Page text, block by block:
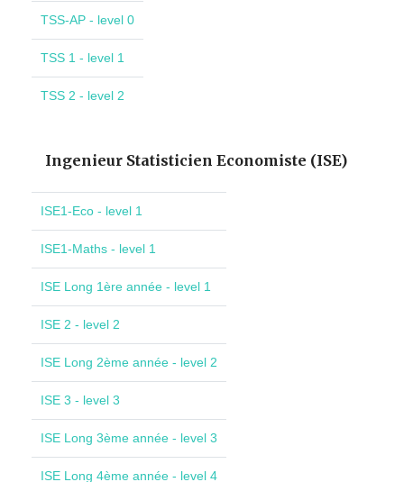
TSS-AP - level 0
TSS 1 - level 1
TSS 2 - level 2
Ingenieur Statisticien Economiste (ISE)
ISE1-Eco - level 1
ISE1-Maths - level 1
ISE Long 1ère année - level 1
ISE 2 - level 2
ISE Long 2ème année - level 2
ISE 3 - level 3
ISE Long 3ème année - level 3
ISE Long 4ème année - level 4